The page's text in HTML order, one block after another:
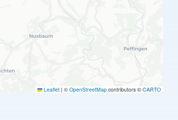
Leaflet | © OpenStreetMap contributors © CARTO